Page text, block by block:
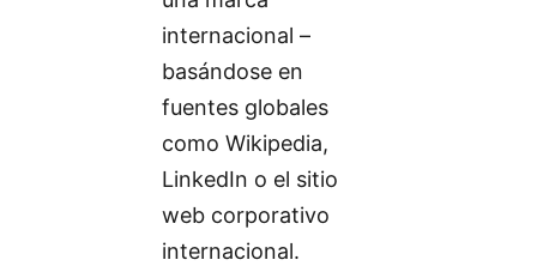
internacional –
basándose en
fuentes globales
como Wikipedia,
LinkedIn o el sitio
web corporativo
internacional.